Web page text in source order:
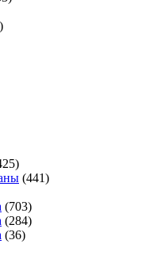
(441)
(703)
(284)
(36)